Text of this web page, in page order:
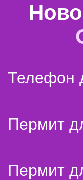
Телефон
Пермит
Пермит